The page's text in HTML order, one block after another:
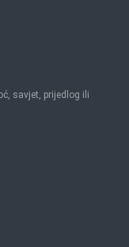
savjet, prijedlog ili